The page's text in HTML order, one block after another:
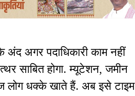
अगर पदाधिकारी काम नहीं
साबित होगा. म्यूटेशन, जमीन
लोग धक्के खाते हैं. अब इसे टाइम